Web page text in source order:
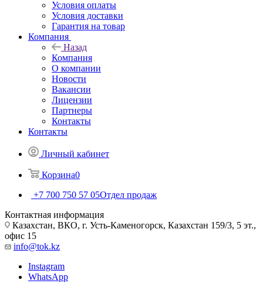
Условия оплаты
Условия доставки
Гарантия на товар
Компания
Назад
Компания
О компании
Новости
Вакансии
Лицензии
Партнеры
Контакты
Контакты
Личный кабинет
Корзина0
+7 700 750 57 05Отдел продаж
Контактная информация
Казахстан, ВКО, г. Усть-Каменогорск, Казахстан 159/3, 5 эт.,
офис 15
info@tok.kz
Instagram
WhatsApp